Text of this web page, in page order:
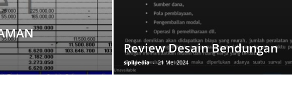
Review Desain Bendungan
sipilpedia - 21 Mei 2024